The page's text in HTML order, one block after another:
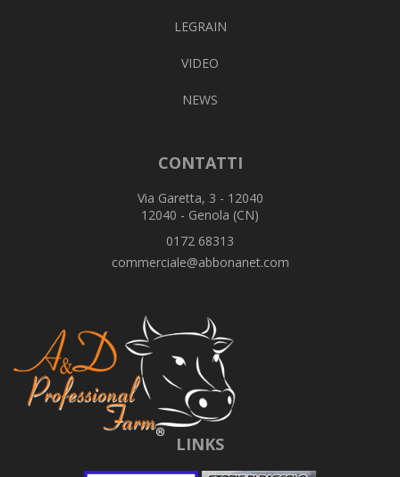
LEGRAIN
VIDEO
NEWS
CONTATTI
Via Garetta, 3 - 12040
12040 - Genola (CN)
0172 68313
commerciale@abbonanet.com
LINKS